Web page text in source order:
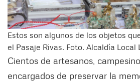
Estos son algunos de los objetos
el Pasaje Rivas. Foto. Alcaldía Local
Cientos de artesanos,
encargados de preservar la